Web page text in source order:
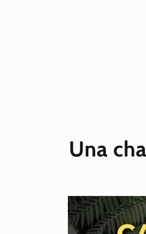
Una